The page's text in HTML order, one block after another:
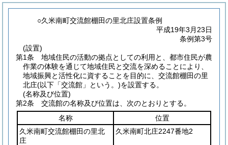
○久米南町交流館棚田の里北庄設置条例
平成19年3月23日
条例第3号
(設置)
第1条
地域住民の活動の拠点としての利用と、都市住民が農
作業の体験を通じて地域住民と交流を深めることにより、
地域振興と活性化に資することを目的に、交流館棚田の里
北庄(以下「交流館」という。)を設置する。
(名称及び位置)
第2条
交流館の名称及び位置は、次のとおりとする。
名称
位置
久米南町交流館棚田の里北
庄
久米南町北庄2247番地2